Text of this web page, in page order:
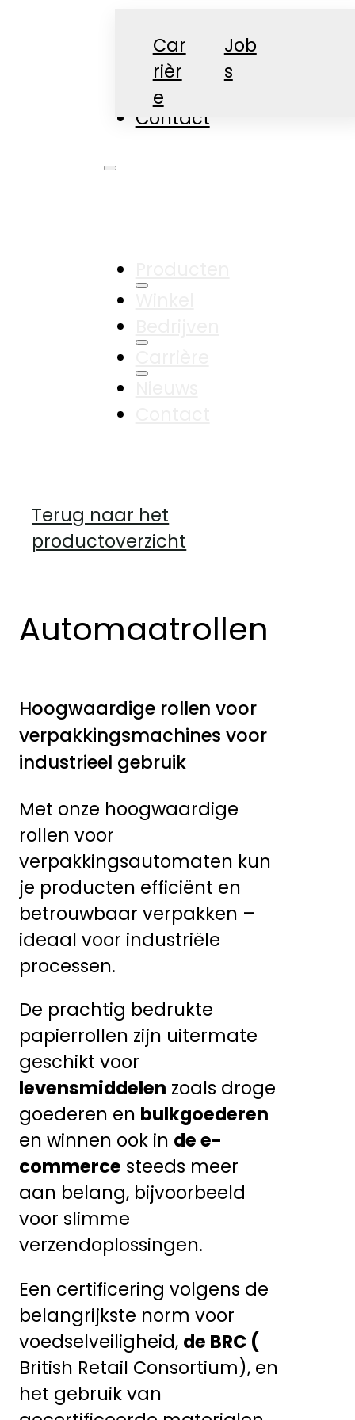
Car
rièr
e
Job
s
Nieuws
Contact
Terug naar het
productoverzicht
Automaatrollen
Hoogwaardige rollen voor
verpakkingsmachines voor
industrieel gebruik
Met onze hoogwaardige
rollen voor
verpakkingsautomaten kun
je producten efficiënt en
betrouwbaar verpakken –
ideaal voor industriële
processen.
De prachtig bedrukte
papierrollen zijn uitermate
geschikt voor
levensmiddelen zoals droge
goederen en bulkgoederen
en winnen ook in de e-
commerce steeds meer
aan belang, bijvoorbeeld
voor slimme
verzendoplossingen.
Een certificering volgens de
belangrijkste norm voor
voedselveiligheid, de BRC (
British Retail Consortium), en
het gebruik van